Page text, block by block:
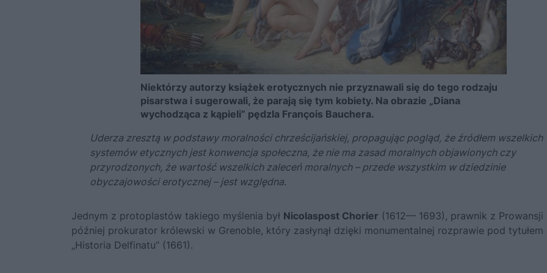
Niektórzy autorzy książek erotycznych nie przyznawali się do tego rodzaju
pisarstwa i sugerowali, że parają się tym kobiety. Na obrazie „Diana
wychodząca z kąpieli” pędzla François Bauchera.
Uderza zresztą w podstawy moralności chrześcijańskiej, propagując pogląd, że źródłem wszelkich
systemów etycznych jest konwencja społeczna, że nie ma zasad moralnych objawionych czy
przyrodzonych, że wartość wszelkich zaleceń moralnych – przede wszystkim w dziedzinie
obyczajowości erotycznej – jest względna.
Jednym z protoplastów takiego myślenia był Nicolaspost Chorier (1612— 1693), prawnik z Prowansji
później prokurator królewski w Grenoble, który zasłynął dzięki monumentalnej rozprawie pod tytułem
„Historia Delfinatu” (1661).